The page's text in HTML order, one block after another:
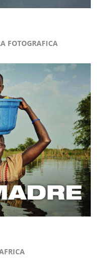
FOTOGRAFICA